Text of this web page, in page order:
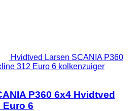
Hvidtved Larsen SCANIA P360
312 Euro 6 kolkenzuiger
P360 6x4 Hvidtved
Euro 6